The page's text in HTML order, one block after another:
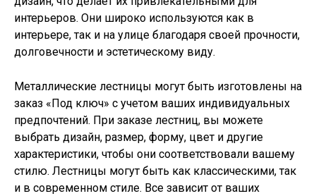
интерьеров. Они широко используются как в
интерьере, так и на улице благодаря своей прочности,
долговечности и эстетическому виду.
Металлические лестницы могут быть изготовлены на
заказ «Под ключ» с учетом ваших индивидуальных
предпочтений. При заказе лестниц, вы можете
выбрать дизайн, размер, форму, цвет и другие
характеристики, чтобы они соответствовали вашему
стилю. Лестницы могут быть как классическими, так
и в современном стиле. Все зависит от ваших